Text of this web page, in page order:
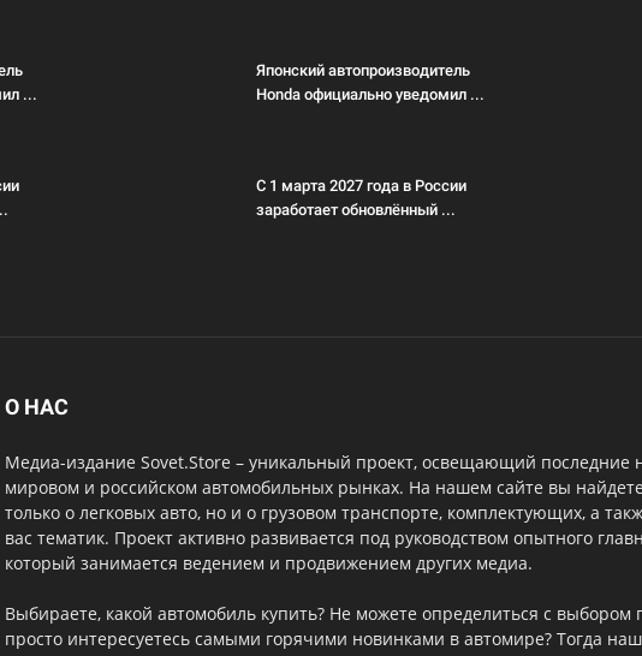
...
Японский автопроизводитель
Honda официально уведомил ...
С 1 марта 2027 года в России
заработает обновлённый ...
О НАС
Медиа-издание Sovet.Store – уникальный проект, освещающий последние
мировом и российском автомобильных рынках. На нашем сайте вы
только о легковых авто, но и о грузовом транспорте, комплектующих, а
вас тематик. Проект активно развивается под руководством опытного
который занимается ведением и продвижением других медиа.
Выбираете, какой автомобиль купить? Не можете определиться с
просто интересуетесь самыми горячими новинками в автомире? Тогда